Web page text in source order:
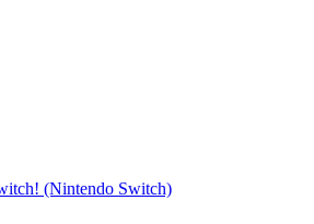
(Nintendo Switch)